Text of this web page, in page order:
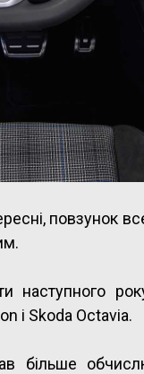
повзунок
наступного
і Skoda Octavia.